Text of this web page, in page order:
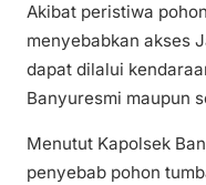
Akibat peristiwa
menyebabkan akses
dapat dilalui
Banyuresmi maupun
Menutut Kapolsek
penyebab pohon